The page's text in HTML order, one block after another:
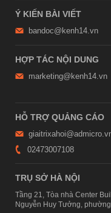
Ý KIẾN BÀI VIẾT
bandoc@kenh14.vn
HỢP TÁC NỘI DUNG
marketing@kenh14.vn
HỖ TRỢ QUẢNG CÁO
02473007108
TRỤ SỞ HÀ NỘI
Tầng 21, Tòa nhà Center
Nguyễn Huy Tưởng,